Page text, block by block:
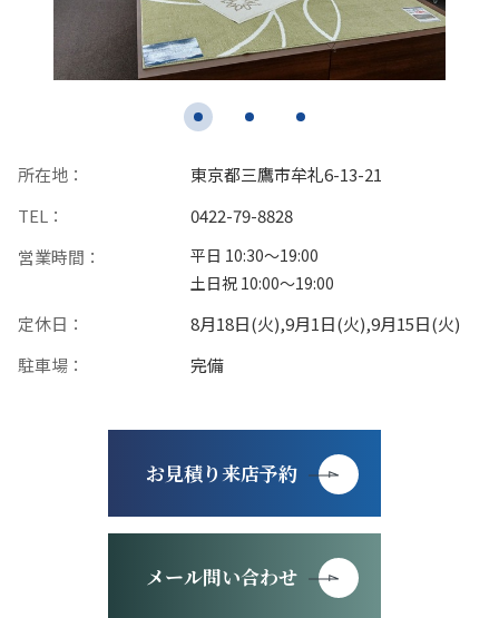
所在地：
東京都三鷹市牟礼6-13-21
TEL：
0422-79-8828
営業時間：
平日 10:30〜19:00
土日祝 10:00〜19:00
定休日：
8月18日(火),9月1日(火),9月15日(火)
駐車場：
完備
お見積り来店予約
メール問い合わせ